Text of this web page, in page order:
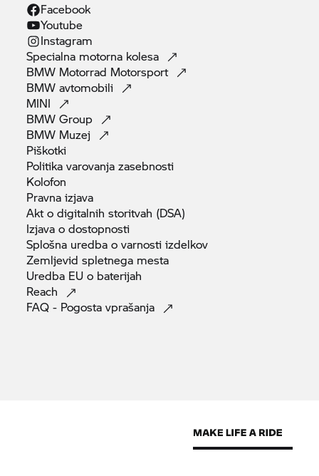
Facebook
Youtube
Instagram
Specialna motorna kolesa
BMW Motorrad Motorsport
BMWavtomobili
MINI
BMWGroup
BMW Muzej
Piškotki
Politika varovanjazasebnosti
Kolofon
Pravnaizjava
Akt o digitalnih storitvah (DSA)
Izjava odostopnosti
Splošna uredba o varnostiizdelkov
Zemljevid spletnega mesta
Uredba EU o baterijah
Reach
FAQ - Pogostavprašanja